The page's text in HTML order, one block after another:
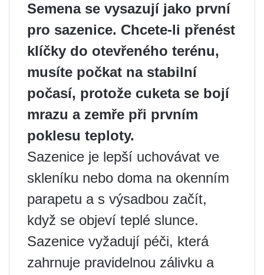
Semena se vysazují jako první
pro sazenice. Chcete-li přenést
klíčky do otevřeného terénu,
musíte počkat na stabilní
počasí, protože cuketa se bojí
mrazu a zemře při prvním
poklesu teploty.
Sazenice je lepší uchovávat ve
skleníku nebo doma na okenním
parapetu a s výsadbou začít,
když se objeví teplé slunce.
Sazenice vyžadují péči, která
zahrnuje pravidelnou zálivku a